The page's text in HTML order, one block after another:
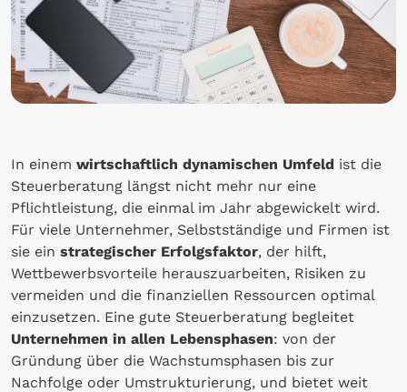
In einem wirtschaftlich dynamischen Umfeld ist die
Steuerberatung längst nicht mehr nur eine
Pflichtleistung, die einmal im Jahr abgewickelt wird.
Für viele Unternehmer, Selbstständige und Firmen ist
sie ein strategischer Erfolgsfaktor, der hilft,
Wettbewerbsvorteile herauszuarbeiten, Risiken zu
vermeiden und die finanziellen Ressourcen optimal
einzusetzen. Eine gute Steuerberatung begleitet
Unternehmen in allen Lebensphasen: von der
Gründung über die Wachstumsphasen bis zur
Nachfolge oder Umstrukturierung, und bietet weit